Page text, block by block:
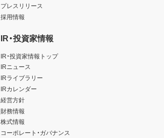
プレスリリース
採用情報
IR・投資家情報
IR・投資家情報トップ
IRニュース
IRライブラリー
IRカレンダー
経営方針
財務情報
株式情報
コーポレート・ガバナンス